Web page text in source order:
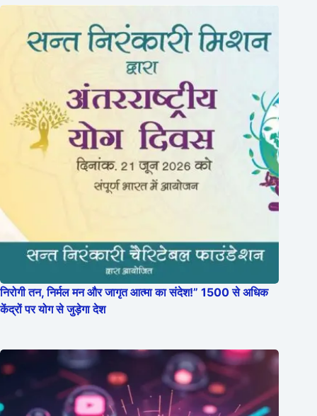
निरोगी तन, निर्मल मन और जागृत आत्मा का संदेश!” 1500 से अधिक
केंद्रों पर योग से जुड़ेगा देश